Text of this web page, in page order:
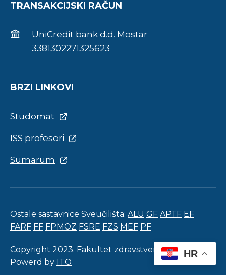
TRANSAKCIJSKI RAČUN
UniCredit bank d.d. Mostar
3381302271325623
BRZI LINKOVI
Studomat
ISS profesori
Sumarum
Ostale sastavnice Sveučilišta: ALU GF APTF EF
FARF FF FPMOZ FSRE FZS MEF PF
Copyright 2023. Fakultet zdravstvenih studija.
Powerd by ITO
HR